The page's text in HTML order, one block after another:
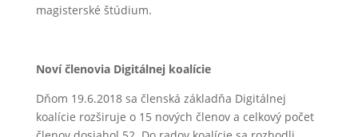
magisterské štúdium.
Noví členovia Digitálnej koalície
Dňom 19.6.2018 sa členská základňa Digitálnej
koalície rozširuje o 15 nových členov a celkový počet